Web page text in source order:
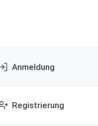
Anmeldung
Registrierung